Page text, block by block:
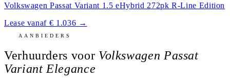
Volkswagen Passat Variant 1.5 eHybrid 272pk R-Line Edition
Lease vanaf € 1.036 →
AANBIEDERS
Verhuurders voor Volkswagen Passat
Variant Elegance